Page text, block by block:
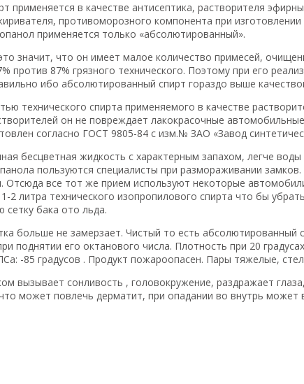
применяется в качестве антисептика, растворителя
противоморозного компонента при
применяется только «абсолютированный».
значит, что он имеет малое количество примесей,
против 87% грязного технического. Поэтому при его
ибо абсолютированный спирт гораздо выше
технического спирта применяемого в качестве
он не повреждает лакокрасочные
согласно ГОСТ 9805-84 с изм.№ ЗАО «Завод
бесцветная жидкость с характерным запахом, легче
пользуются специалисты при размораживании
Отсюда все тот же прием используют некоторые
2 литра технического изопропилового спирта что бы
сетку бака ото льда.
больше не замерзает. Чистый то есть абсолютированный
поднятии его октанового числа. Плотность при 20
-85 градусов . Продукт пожароопасен. Пары тяжелые,
вызывает сонливость , головокружение, раздражает
может повлечь дерматит, при опадании во внутрь